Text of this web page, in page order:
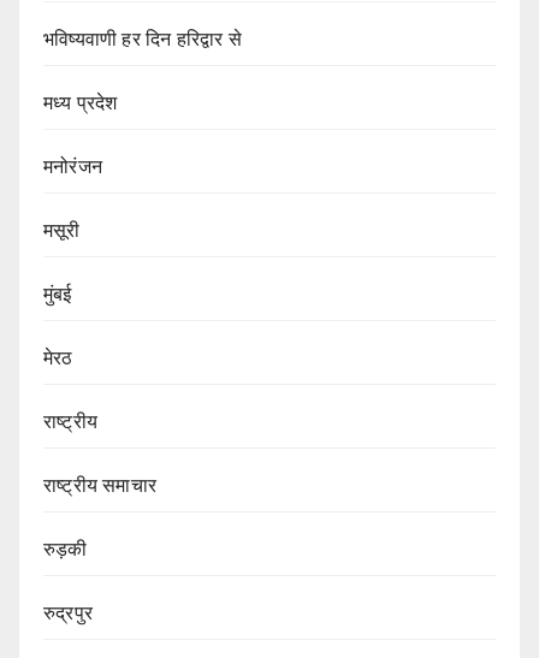
भविष्यवाणी हर दिन हरिद्वार से
मध्य प्रदेश
मनोरंजन
मसूरी
मुंबई
मेरठ
राष्ट्रीय
राष्ट्रीय समाचार
रुड़की
रुद्रपुर